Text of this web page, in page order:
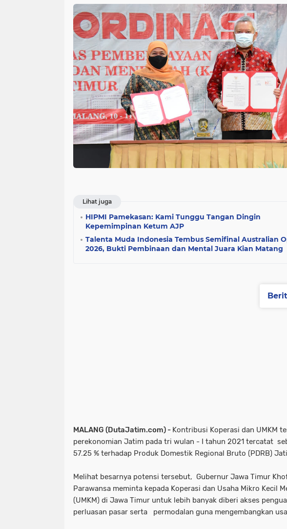
Lihat juga
HIPMI Pamekasan: Kami Tunggu Tangan Dingin
Kepemimpinan Ketum AJP
Talenta Muda Indonesia Tembus Semifinal Australian
2026, Bukti Pembinaan dan Mental Juara Kian Matang
MALANG (DutaJatim.com) - Kontribusi Koperasi dan UMKM
perekonomian Jatim pada tri wulan - I tahun 2021 tercatat
57.25 % terhadap Produk Domestik Regional Bruto (PDRB)
Melihat besarnya potensi tersebut, Gubernur Jawa Timur
Parawansa meminta kepada Koperasi dan Usaha Mikro Kecil
(UMKM) di Jawa Timur untuk lebih banyak diberi akses
perluasan pasar serta permodalan guna mengembangkan